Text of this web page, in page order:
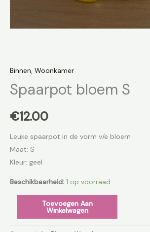
Binnen, Woonkamer
Spaarpot bloem S
€12.00
Leuke spaarpot in de vorm v/e bloem
Maat: S
Kleur: geel
Beschikbaarheid: 1 op voorraad
Toevoegen Aan
Winkelwagen